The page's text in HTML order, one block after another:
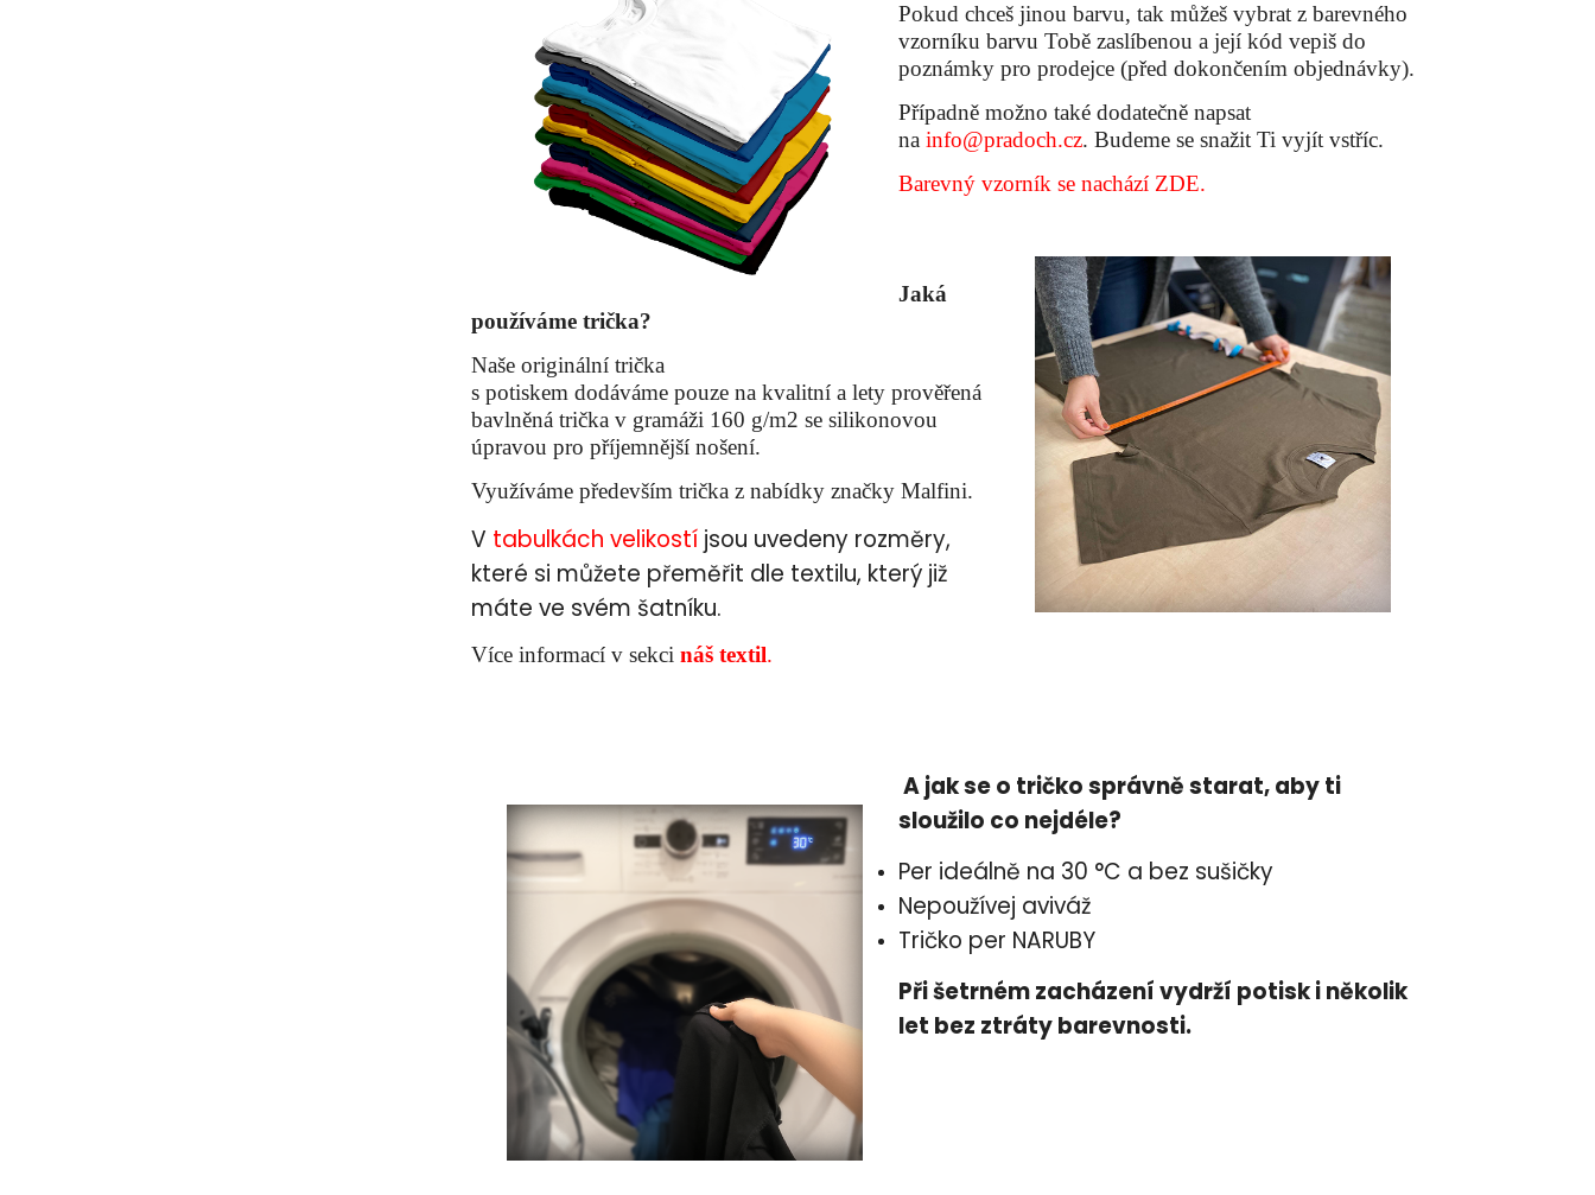
Pokud chceš jinou barvu, tak můžeš vybrat z barevného
vzorníku barvu Tobě zaslíbenou a její kód vepiš do
poznámky pro prodejce (před dokončením objednávky).
Případně možno také dodatečně napsat
na info@pradoch.cz. Budeme se snažit Ti vyjít vstříc.
Barevný vzorník se nachází ZDE.
Jaká
používáme trička?
Naše originální trička
s potiskem dodáváme pouze na kvalitní a lety prověřená
bavlněná trička v gramáži 160 g/m2 se silikonovou
úpravou pro příjemnější nošení.
Využíváme především trička z nabídky značky Malfini.
V tabulkách velikostí jsou uvedeny rozměry,
které si můžete přeměřit dle textilu, který již
máte ve svém šatníku.
Více informací v sekci náš textil.
A jak se o tričko správně starat, aby ti
sloužilo co nejdéle?
Per ideálně na 30 °C a bez sušičky
Nepoužívej aviváž
Tričko per NARUBY
Při šetrném zacházení vydrží potisk i několik
let bez ztráty barevnosti.